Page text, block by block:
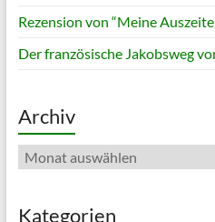
Rezension von “Meine
Der französische Jakobsweg
Archiv
Archiv
Kategorien